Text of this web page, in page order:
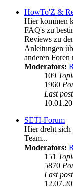
HowTo'Z &
Hier kommen
FAQ's zu
Reviews zu
Anleitungen
anderen Foren
Moderators:
109
1960
Last post
SETI-Forum
Hier dreht
Team...
Moderators:
151
5870
Last post